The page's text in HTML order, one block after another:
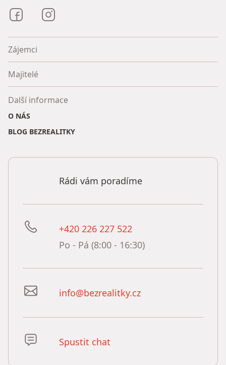
Bezrealitky na Facebooku
Zájemci
Majitelé
Další informace
O NÁS
BLOG BEZREALITKY
Rádi vám poradíme
+420 226 227 522
Po - Pá (8:00 - 16:30)
info@bezrealitky.cz
Spustit chat